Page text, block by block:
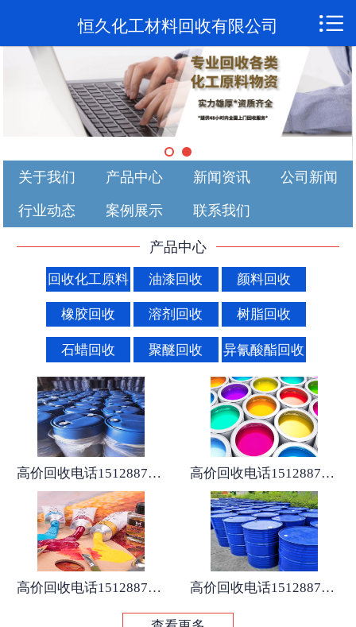
 首页
关于我们
产品中心
公司新闻
行业动态
联系我们
恒久化工材料回收有限公司 
关于我们 产品中心 新闻资讯 公司新闻
行业动态 案例展示 联系我们
产品中心
回收化工原料 油漆回收 颜料回收
橡胶回收 溶剂回收 树脂回收
石蜡回收 聚醚回收 异氰酸酯回收
高价回收电话15128875167 高价回收电话15128875167
高价回收电话15128875167 高价回收电话15128875167